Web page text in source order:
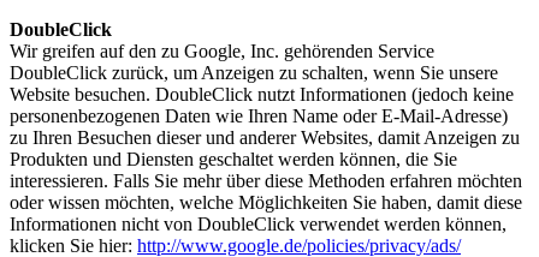
DoubleClick
Wir greifen auf den zu Google, Inc. gehörenden Service
DoubleClick zurück, um Anzeigen zu schalten, wenn Sie unsere
Website besuchen. DoubleClick nutzt Informationen (jedoch keine
personenbezogenen Daten wie Ihren Name oder E-Mail-Adresse)
zu Ihren Besuchen dieser und anderer Websites, damit Anzeigen zu
Produkten und Diensten geschaltet werden können, die Sie
interessieren. Falls Sie mehr über diese Methoden erfahren möchten
oder wissen möchten, welche Möglichkeiten Sie haben, damit diese
Informationen nicht von DoubleClick verwendet werden können,
klicken Sie hier: http://www.google.de/policies/privacy/ads/